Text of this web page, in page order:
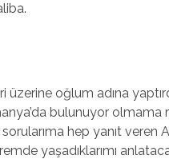
oğlum adına
bulunuyor olmama
hep yanıt veren
yaşadıklarımı